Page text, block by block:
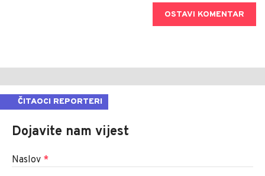
OSTAVI KOMENTAR
ČITAOCI REPORTERI
Dojavite nam vijest
Naslov *